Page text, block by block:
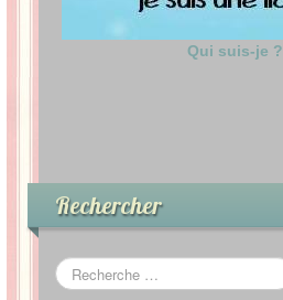
Qui suis-je ?
Rechercher